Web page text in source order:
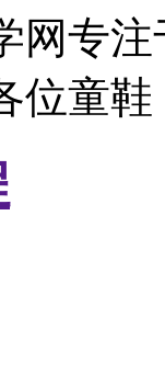
网专
位童